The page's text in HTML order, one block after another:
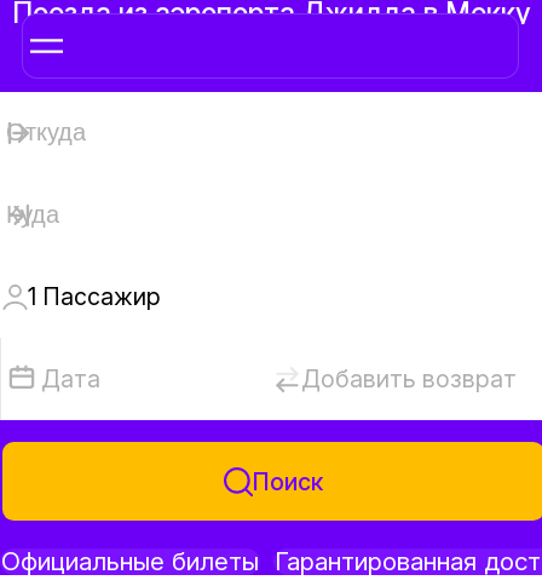
Поезда из аэропорта Джидда в Мекку
1 Пассажир
Дата Добавить возврат
Поиск
Официальные билеты Гарантированная